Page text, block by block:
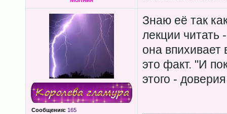
Сообщения: 165
Знаю её так
лекции читать
она впихивает
это факт. "И
этого -